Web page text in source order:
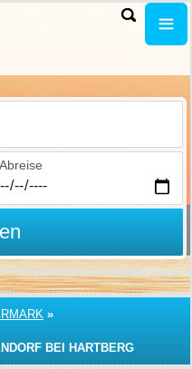
Abreise
»
BEI HARTBERG